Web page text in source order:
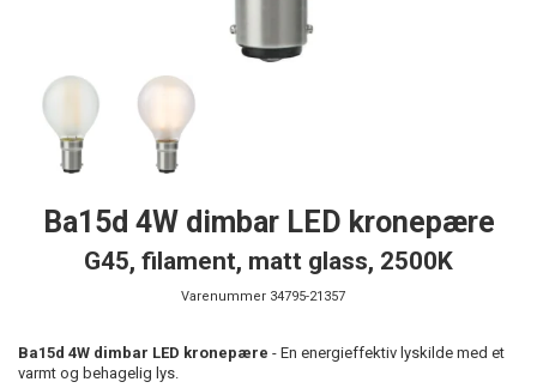
Ba15d 4W dimbar LED kronepære
G45, filament, matt glass, 2500K
Varenummer 34795-21357
Ba15d 4W dimbar LED kronepære - En energieffektiv lyskilde med et
varmt og behagelig lys.